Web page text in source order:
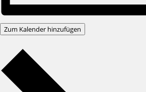
Zum Kalender hinzufügen